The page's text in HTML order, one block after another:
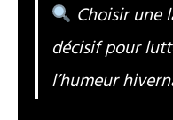
Choisir une
décisif pour
l’humeur